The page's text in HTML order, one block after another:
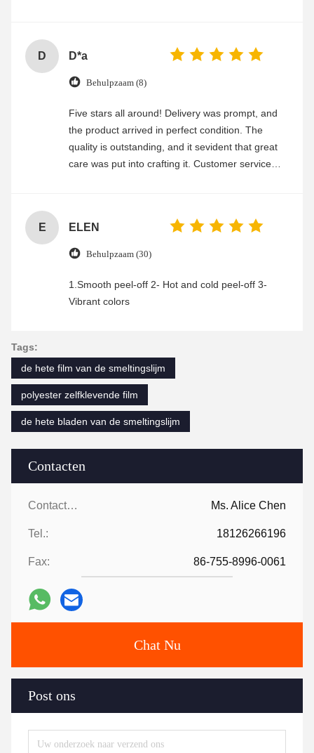
Contacten
Contacten: Ms. Alice Chen
Tel.: 18126266196
Fax: 86-755-8996-0061
Chat Nu
Post ons
D D*a
Behulpzaam (8)
Five stars all around! Delivery was prompt, and
the product arrived in perfect condition. The
quality is outstanding, and it sevident that great
care was put into crafting it. Customer service
E ELEN
Behulpzaam (30)
1.Smooth peel-off 2- Hot and cold peel-off 3-
Vibrant colors
Tags:
de hete film van de smeltingslijm
polyester zelfklevende film
de hete bladen van de smeltingslijm